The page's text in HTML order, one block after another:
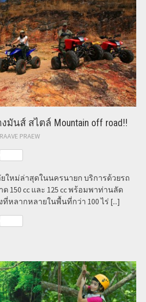
มันส์ สไตล์ Mountain off road!!
PRAEW
ใหม่ล่าสุดในนครนายก บริการด้วยรถ
150 cc และ 125 cc พร้อมพาท่านลัด
ที่หลากหลายในพื้นที่กว่า 100 ไร่ [...]